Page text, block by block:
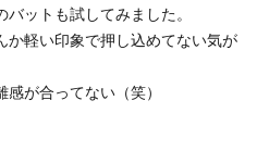
ットも試してみました。
か軽い印象で押し込めてない気が
が合ってない（笑）